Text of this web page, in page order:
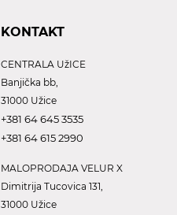
KONTAKT
CENTRALA UžICE
Banjička bb,
31000 Užice
+381 64 645 3535
+381 64 615 2990
MALOPRODAJA VELUR X
Dimitrija Tucovica 131,
31000 Užice